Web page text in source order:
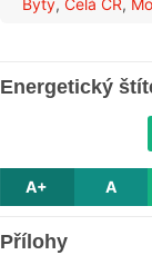
Byty, Celá ČR,
Energetický
A+ A
Přílohy